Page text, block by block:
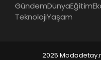
GündemDünyaEğitim
TeknolojiYaşam
2025